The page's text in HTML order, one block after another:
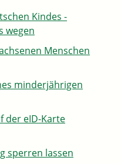
Kindes -
wegen
Menschen
minderjährigen
der eID-Karte
sperren lassen